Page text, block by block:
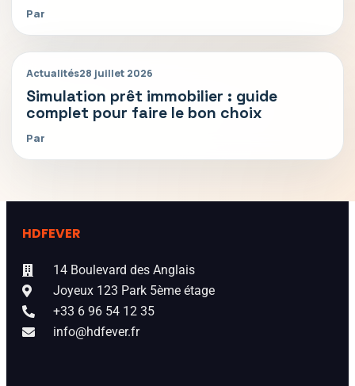
Par
Actualités28 juillet 2026
Simulation prêt immobilier : guide
complet pour faire le bon choix
Par
HDFEVER
14 Boulevard des Anglais
Joyeux 123 Park 5ème étage
+33 6 96 54 12 35
info@hdfever.fr